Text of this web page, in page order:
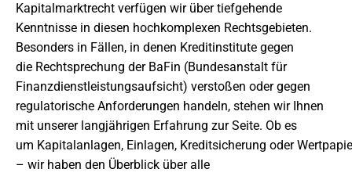
Kapitalmarktrecht verfügen wir über tiefgehende
Kenntnisse in diesen hochkomplexen Rechtsgebieten.
Besonders in Fällen, in denen Kreditinstitute gegen
die Rechtsprechung der BaFin (Bundesanstalt für
Finanzdienstleistungsaufsicht) verstoßen oder gegen
regulatorische Anforderungen handeln, stehen wir Ihnen
mit unserer langjährigen Erfahrung zur Seite. Ob es
um Kapitalanlagen, Einlagen, Kreditsicherung oder
– wir haben den Überblick über alle